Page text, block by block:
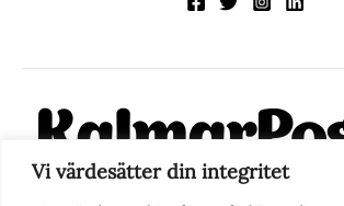
Vi värdesätter din integritet
KalmarPosten är en modern